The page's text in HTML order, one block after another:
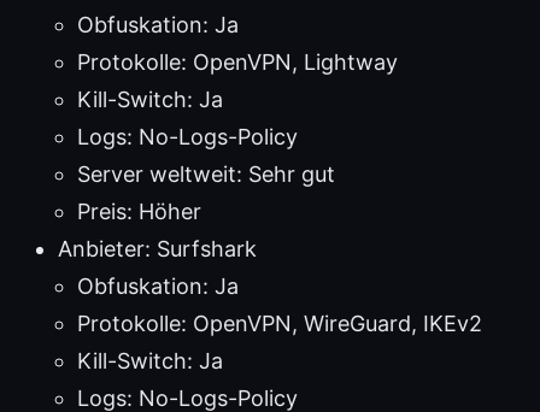
Obfuskation: Ja
Protokolle: OpenVPN, Lightway
Kill-Switch: Ja
Logs: No-Logs-Policy
Server weltweit: Sehr gut
Preis: Höher
Anbieter: Surfshark
Obfuskation: Ja
Protokolle: OpenVPN, WireGuard, IKEv2
Kill-Switch: Ja
Logs: No-Logs-Policy